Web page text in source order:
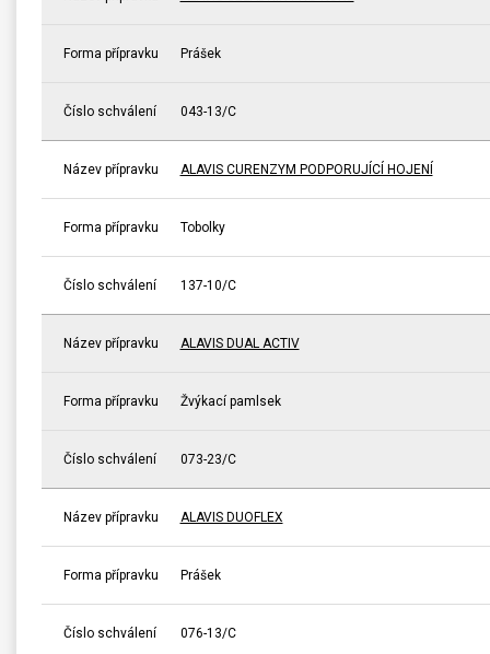
Forma přípravku Prášek
Číslo schválení 043-13/C
Název přípravku ALAVIS CURENZYM PODPORUJÍCÍ HOJENÍ
Forma přípravku Tobolky
Číslo schválení 137-10/C
Název přípravku ALAVIS DUAL ACTIV
Forma přípravku Žvýkací pamlsek
Číslo schválení 073-23/C
Název přípravku ALAVIS DUOFLEX
Forma přípravku Prášek
Číslo schválení 076-13/C